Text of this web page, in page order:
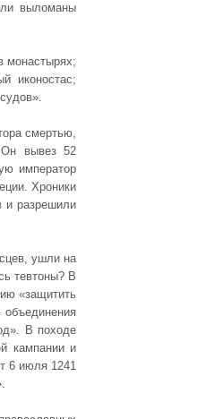
выломаны
монастырях;
иконостас;
смертью,
Он вывез 52
император
Хроники
и разрешили
ушли на
тевтоны? В
«защитить
В походе
кампании и
6 июля 1241